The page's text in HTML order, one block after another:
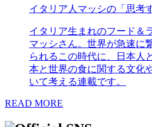
イタリア人マッシの「思考
イタリア生まれのフード＆
マッシさん。世界が急速に
られるこの時代に、日本人
本と世界の食に関する文化
いて考える連載です。
READ MORE